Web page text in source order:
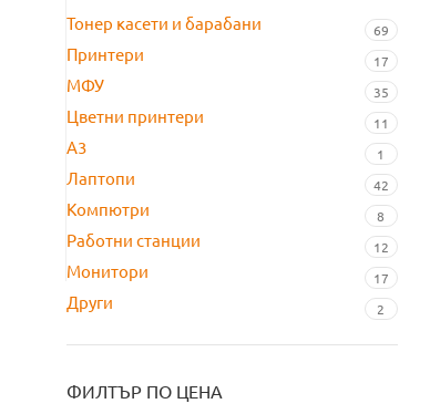
Тонер касети и барабани 69
Принтери 17
МФУ 35
Цветни принтери 11
A3 1
Лаптопи 42
Компютри 8
Работни станции 12
Монитори 17
Други 2
ФИЛТЪР ПО ЦЕНА